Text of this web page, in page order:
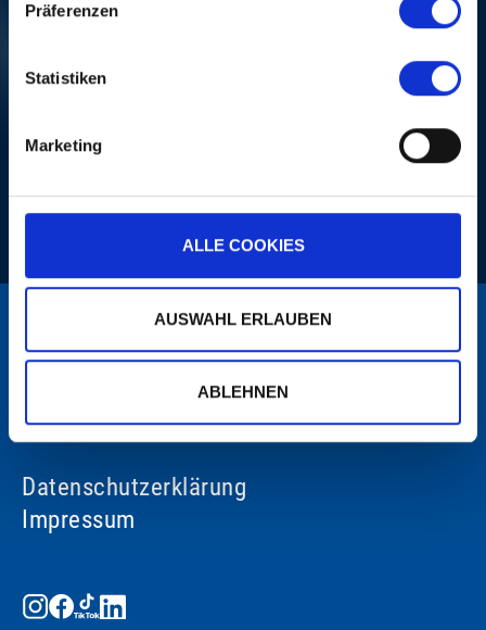
Präferenzen
Statistiken
Marketing
ALLE COOKIES
AUSWAHL ERLAUBEN
ABLEHNEN
Acht Grammy-Nominierungen und zwei Grammy-
Awards. Projekte mit Bobby McFerrin, Bruce Hornsby,
der Philharmonie von Tokio und der New American
IV. Ihre 95er-CD «Dreamland» gab Hinweise auf die
Musik. Abheben und träumen!
Datenschutzerklärung
Impressum